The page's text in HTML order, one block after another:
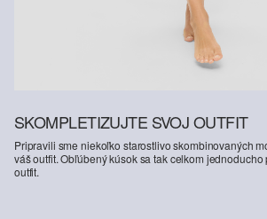
SKOMPLETIZUJTE SVOJ OUTFIT
Pripravili sme niekoľko starostlivo skombinovaných
váš outfit. Obľúbený kúsok sa tak celkom
outfit.